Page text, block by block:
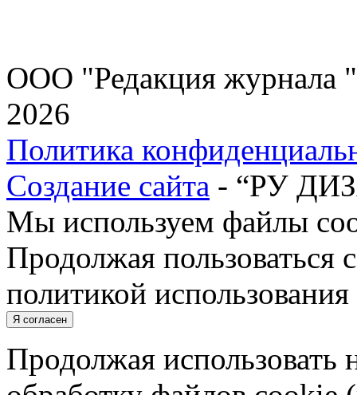
ООО "Редакция журнала
2026
Политика
Создание сайта - “РУ
Мы используем файлы
Продолжая пользоваться
политикой
Я согласен
Продолжая использовать